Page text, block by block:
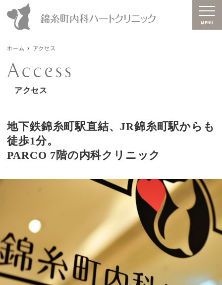
MENU
ホーム アクセス
アクセス
地下鉄錦糸町駅直結、JR錦糸町駅からも
徒歩1分。
PARCO 7階の内科クリニック